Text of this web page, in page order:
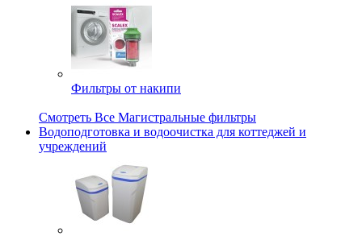
Фильтры от накипи
Смотреть Все Магистральные фильтры
Водоподготовка и водоочистка для коттеджей и
учреждений